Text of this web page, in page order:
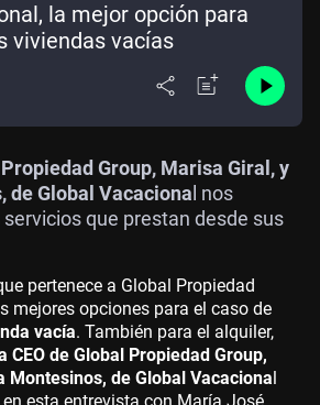
la mejor opción para
viviendas vacías
Propiedad Group, Marisa Giral, y
de Global Vacaciona l nos
que prestan desde sus
pertenece a Global Propiedad
mejores opciones para el caso de
vacía. También para el alquiler,
CEO de Global Propiedad Group,
Montesinos, de Global Vacacional